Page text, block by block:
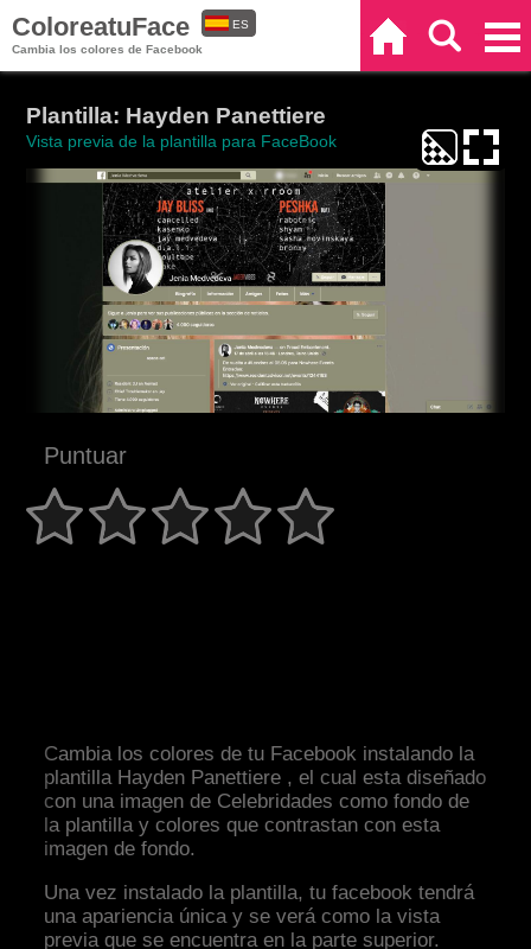
ColoreatuFace
Cambia los colores de Facebook
ES
Plantilla: Hayden Panettiere
Vista previa de la plantilla para FaceBook
Puntuar
Cambia los colores de tu Facebook instalando la
plantilla Hayden Panettiere , el cual esta diseñado
con una imagen de Celebridades como fondo de
la plantilla y colores que contrastan con esta
imagen de fondo.
Una vez instalado la plantilla, tu facebook tendrá
una apariencia única y se verá como la vista
previa que se encuentra en la parte superior.